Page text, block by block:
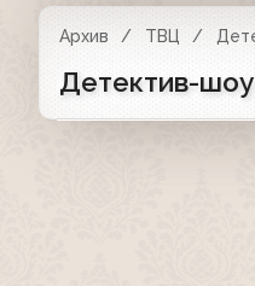
Архив ТВЦ
Детектив-